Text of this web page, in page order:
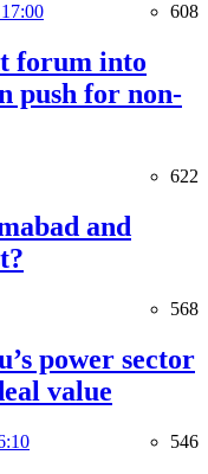
608
forum into
push for non-
622
and
568
power sector
value
546